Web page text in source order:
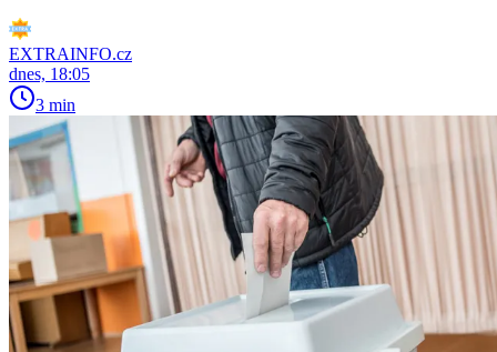
EXTRAINFO.cz
dnes, 18:05
3 min